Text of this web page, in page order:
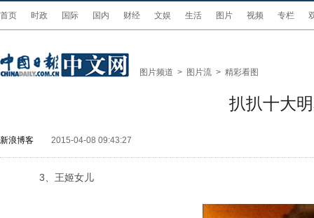
首页 时政 国际 国内 财经 文娱 生活 图片 视频 专栏
图片频道 > 图片流 > 精彩看图
扒扒十大
新浪博客 2015-04-08 09:43:27
3、王姬女儿